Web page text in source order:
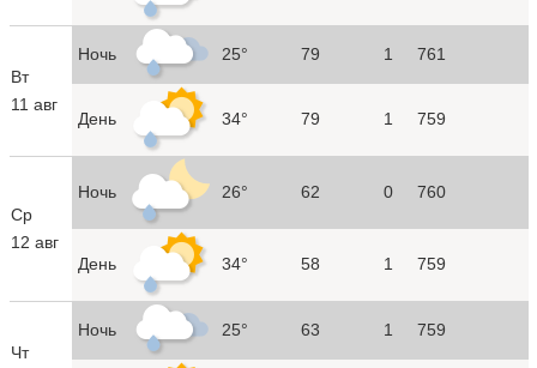
Вт
11 авг
Ночь 25° 79 1 761
День 34° 79 1 759
Ср
12 авг
Ночь 26° 62 0 760
День 34° 58 1 759
Чт
Ночь 25° 63 1 759